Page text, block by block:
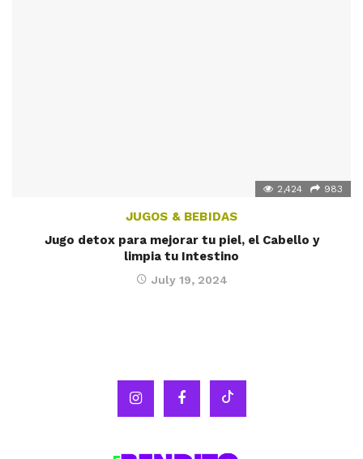
2,424 983
JUGOS & BEBIDAS
Jugo detox para mejorar tu piel, el Cabello y
limpia tu Intestino
July 19, 2024